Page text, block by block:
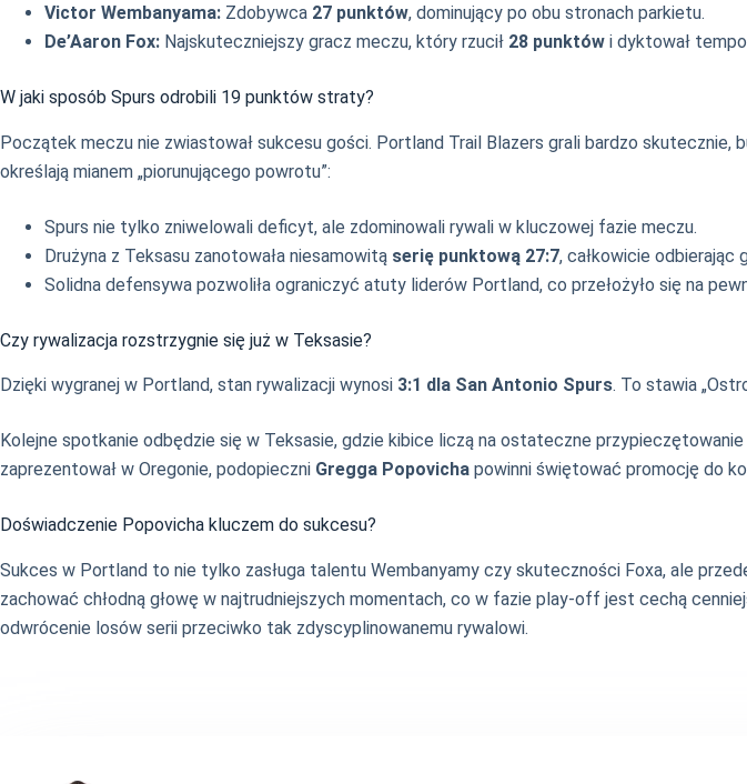
Victor Wembanyama: Zdobywca 27 punktów, dominujący po obu stronach parkietu.
De’Aaron Fox: Najskuteczniejszy gracz meczu, który rzucił 28 punktów i dyktował
W jaki sposób Spurs odrobili 19 punktów straty?
Początek meczu nie zwiastował sukcesu gości. Portland Trail Blazers grali bardzo skutecznie,
określają mianem „piorunującego powrotu”:
Spurs nie tylko zniwelowali deficyt, ale zdominowali rywali w kluczowej fazie meczu.
Drużyna z Teksasu zanotowała niesamowitą serię punktową 27:7, całkowicie odbierając
Solidna defensywa pozwoliła ograniczyć atuty liderów Portland, co przełożyło się na
Czy rywalizacja rozstrzygnie się już w Teksasie?
Dzięki wygranej w Portland, stan rywalizacji wynosi 3:1 dla San Antonio Spurs. To stawia
Kolejne spotkanie odbędzie się w Teksasie, gdzie kibice liczą na ostateczne
zaprezentował w Oregonie, podopieczni Gregga Popovicha powinni świętować promocję do
Doświadczenie Popovicha kluczem do sukcesu?
Sukces w Portland to nie tylko zasługa talentu Wembanyamy czy skuteczności Foxa, ale
zachować chłodną głowę w najtrudniejszych momentach, co w fazie play-off jest cechą
odwrócenie losów serii przeciwko tak zdyscyplinowanemu rywalowi.